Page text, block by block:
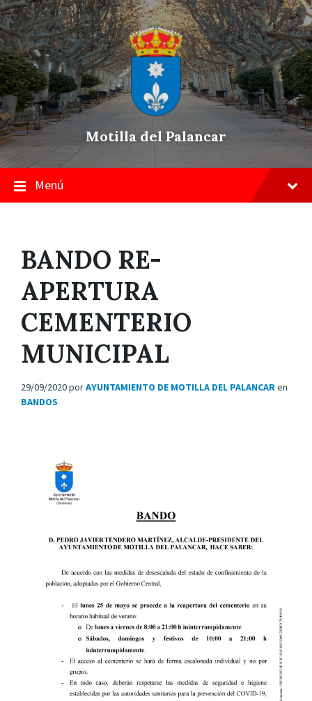
Skip
to
content
Saltar
a
la
navegación
principal
Saltar
a
pie
de
página
Motilla del Palancar
Menú
BANDO RE-
APERTURA
CEMENTERIO
MUNICIPAL
29/09/2020porAYUNTAMIENTO DE MOTILLA DEL PALANCARen
BANDOS